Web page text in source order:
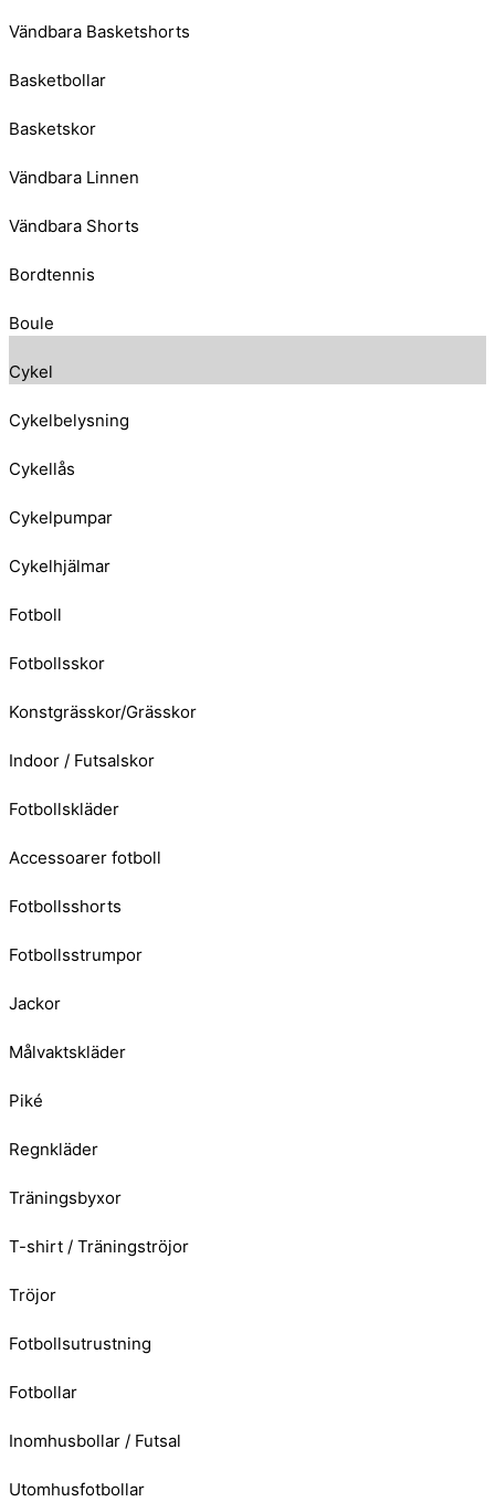
Vändbara Basketshorts
Basketbollar
Basketskor
Vändbara Linnen
Vändbara Shorts
Bordtennis
Boule
Cykel
Cykelbelysning
Cykellås
Cykelpumpar
Cykelhjälmar
Fotboll
Fotbollsskor
Konstgrässkor/Grässkor
Indoor / Futsalskor
Fotbollskläder
Accessoarer fotboll
Fotbollsshorts
Fotbollsstrumpor
Jackor
Målvaktskläder
Piké
Regnkläder
Träningsbyxor
T-shirt / Träningströjor
Tröjor
Fotbollsutrustning
Fotbollar
Inomhusbollar / Futsal
Utomhusfotbollar